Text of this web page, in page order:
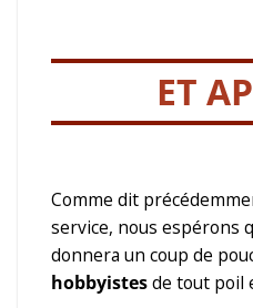
ET
Comme dit
service, nous espérons
donnera un coup de
hobbyistesde tout poil